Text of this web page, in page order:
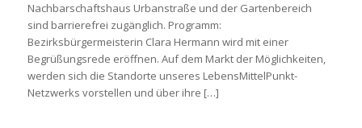
Nachbarschaftshaus Urbanstraße und der Gartenbereich
sind barrierefrei zugänglich. Programm:
Bezirksbürgermeisterin Clara Hermann wird mit einer
Begrüßungsrede eröffnen. Auf dem Markt der Möglichkeiten,
werden sich die Standorte unseres LebensMittelPunkt-
Netzwerks vorstellen und über ihre […]